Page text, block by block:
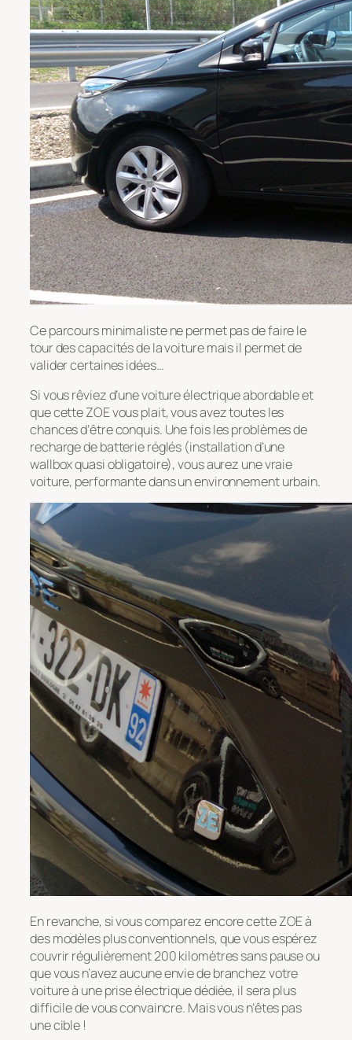
Ce parcours minimaliste ne permet pas de faire le
tour des capacités de la voiture mais il permet de
valider certaines idées…
Si vous rêviez d’une voiture électrique abordable et
que cette ZOE vous plait, vous avez toutes les
chances d’être conquis. Une fois les problèmes de
recharge de batterie réglés (installation d’une
wallbox quasi obligatoire), vous aurez une vraie
voiture, performante dans un environnement urbain.
En revanche, si vous comparez encore cette ZOE à
des modèles plus conventionnels, que vous espérez
couvrir régulièrement 200 kilomètres sans pause ou
que vous n’avez aucune envie de branchez votre
voiture à une prise électrique dédiée, il sera plus
difficile de vous convaincre. Mais vous n’êtes pas
une cible !